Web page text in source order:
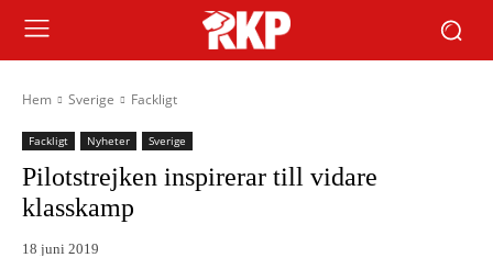
Hem Sverige Fackligt
Fackligt Nyheter Sverige
Pilotstrejken inspirerar till vidare
klasskamp
18 juni 2019